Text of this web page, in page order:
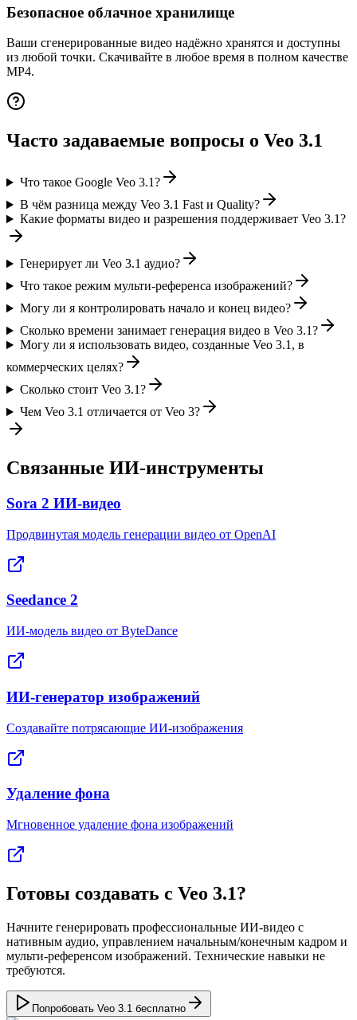
Безопасное облачное хранилище
Ваши сгенерированные видео надёжно хранятся и доступны
из любой точки. Скачивайте в любое время в полном качестве
MP4.
Часто задаваемые вопросы о Veo 3.1
Что такое Google Veo 3.1?
В чём разница между Veo 3.1 Fast и Quality?
Какие форматы видео и разрешения поддерживает Veo 3.1?
Генерирует ли Veo 3.1 аудио?
Что такое режим мульти-референса изображений?
Могу ли я контролировать начало и конец видео?
Сколько времени занимает генерация видео в Veo 3.1?
Могу ли я использовать видео, созданные Veo 3.1, в
коммерческих целях?
Сколько стоит Veo 3.1?
Чем Veo 3.1 отличается от Veo 3?
Связанные ИИ-инструменты
Sora 2 ИИ-видео
Продвинутая модель генерации видео от OpenAI
Seedance 2
ИИ-модель видео от ByteDance
ИИ-генератор изображений
Создавайте потрясающие ИИ-изображения
Удаление фона
Мгновенное удаление фона изображений
Готовы создавать с Veo 3.1?
Начните генерировать профессиональные ИИ-видео с
нативным аудио, управлением начальным/конечным кадром и
мульти-референсом изображений. Технические навыки не
требуются.
Попробовать Veo 3.1 бесплатно